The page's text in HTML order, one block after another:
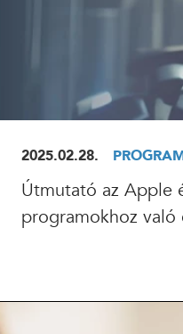
2025.02.28.
Útmutató az Apple
programokhoz való